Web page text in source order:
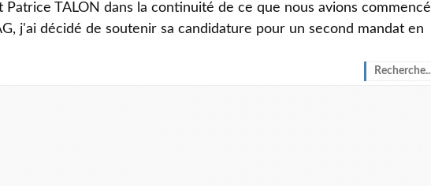
Patrice TALON dans la continuité de ce que nous avions commencé
j'ai décidé de soutenir sa candidature pour un second mandat en